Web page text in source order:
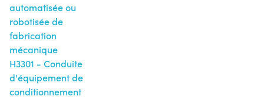
automatisée ou
robotisée de
fabrication
mécanique
H3301 - Conduite
d'équipement de
conditionnement